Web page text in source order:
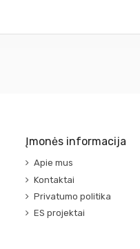
Įmonės informacija
Apie mus
Kontaktai
Privatumo politika
ES projektai